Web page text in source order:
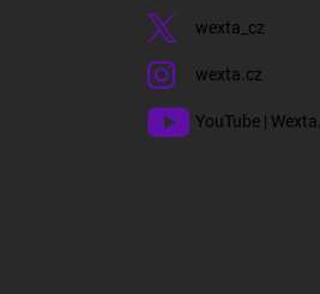
wexta_cz
wexta.cz
YouTube |